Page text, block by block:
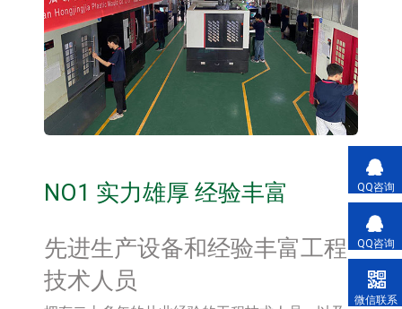
NO1 实力雄厚 经验丰富
先进生产设备和经验丰富工程
技术人员
QQ咨询
QQ咨询
微信联系